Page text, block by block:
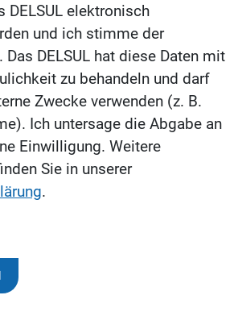
DELSUL elektronisch
und ich stimme der
Das DELSUL hat diese Daten mit
zu behandeln und darf
Zwecke verwenden (z. B.
Ich untersage die Abgabe an
Einwilligung. Weitere
Sie in unserer
.